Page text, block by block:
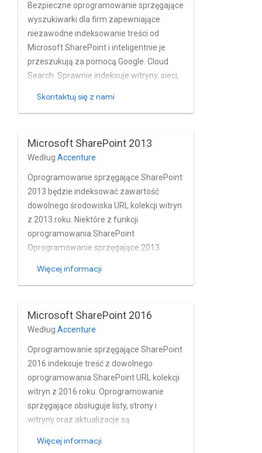
Bezpieczne oprogramowanie sprzęgające
wyszukiwarki dla firm zapewniające
niezawodne indeksowanie treści od
Microsoft SharePoint i inteligentnie je
przeszukują za pomocą Google. Cloud
Search. Sprawnie indeksuje witryny, sieci,
nowsze) oraz stron klasycznych, stron
kalendarza, załączników i plików z:
Lokalne instancje SharePoint w czasie
zbliżonym do rzeczywistego. Łącznik w
pełni obsługuje wbudowane konta
użytkowników i grupy Microsoft
SharePoint zarządzania, usług Active
Directory i protokołu OAuth takich jak
SiteMinder i Okta. Łącznik obsługuje
Kerberos.
Skontaktuj się z nami
Microsoft SharePoint 2013
Według Accenture
Oprogramowanie sprzęgające SharePoint
2013 będzie indeksować zawartość
dowolnego środowiska URL kolekcji witryn
z 2013 roku. Niektóre z funkcji
oprogramowania SharePoint
Oprogramowanie sprzęgające 2013
przyrostowego (dzięki czemu tylko
SharePoint timestamp; pobieranie list
kontroli dostępu (ACL) na poziomie
dokumentu bezpieczeństwo; jest
uruchamiany z dowolnego komputera z
dostępem do danego Adresy URL;
obsługuje zewnętrzne listy NTLM, HTTP i
BCS; obsługuje wcześnie mechanizmy
wiążące; działa bez instalowania
wzorce wyrażeń regularnych, które
Więcej informacji
Microsoft SharePoint 2016
Według Accenture
Oprogramowanie sprzęgające SharePoint
2016 indeksuje treść z dowolnego
oprogramowania SharePoint URL kolekcji
witryn z 2016 roku. Oprogramowanie
sprzęgające obsługuje listy, strony i
witryny oraz aktualizacje są
korzystając z historii zmian w SharePoint.
Więcej informacji